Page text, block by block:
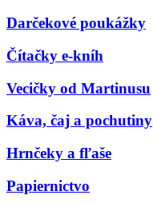
Darčekové poukážky
Čítačky e-kníh
Vecičky od Martinusu
Káva, čaj a pochutiny
Hrnčeky a fľaše
Papiernictvo